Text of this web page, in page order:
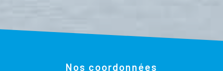
Nos coordonnées